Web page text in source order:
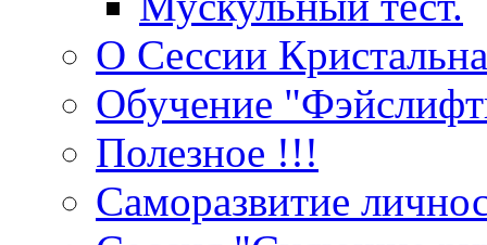
О Сессии
Обучение
Полезное !!!
Саморазвитие